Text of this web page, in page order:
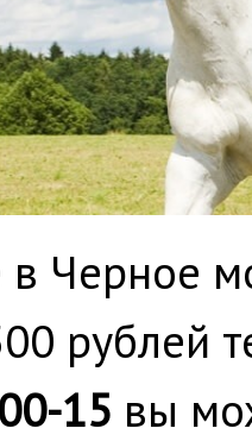
Черное
рублей
15 вы